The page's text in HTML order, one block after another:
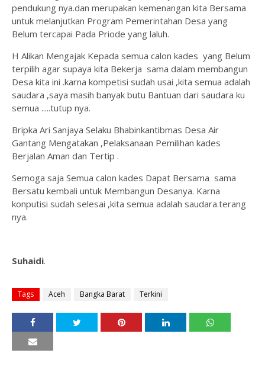
pendukung nya.dan merupakan kemenangan kita Bersama
untuk melanjutkan Program Pemerintahan Desa yang
Belum tercapai Pada Priode yang laluh.
H Alikan Mengajak Kepada semua calon kades yang Belum
terpilih agar supaya kita Bekerja sama dalam membangun
Desa kita ini .karna kompetisi sudah usai ,kita semua adalah
saudara ,saya masih banyak butu Bantuan dari saudara ku
semua .....tutup nya.
Bripka Ari Sanjaya Selaku Bhabinkantibmas Desa Air
Gantang Mengatakan ,Pelaksanaan Pemilihan kades
Berjalan Aman dan Tertip .
Semoga saja Semua calon kades Dapat Bersama sama
Bersatu kembali untuk Membangun Desanya. Karna
konputisi sudah selesai ,kita semua adalah saudara.terang
nya.
Suhaidi.
Tags Aceh Bangka Barat Terkini